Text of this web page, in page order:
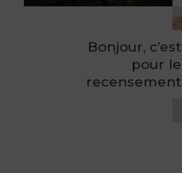
Bonjour, c’est
pour le
recensement